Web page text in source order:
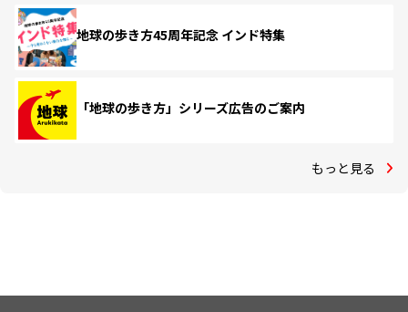
地球の歩き方45周年記念 インド特集
「地球の歩き方」シリーズ広告のご案内
もっと見る